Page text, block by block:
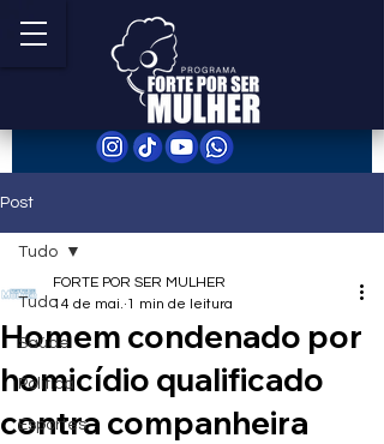
Post
Tudo
Saúde
Política
Esportes
Tudo
Homem condenado por
homicídio qualificado
contra companheira
FORTE POR SER MULHER
14 de mai. 1 min de leitura